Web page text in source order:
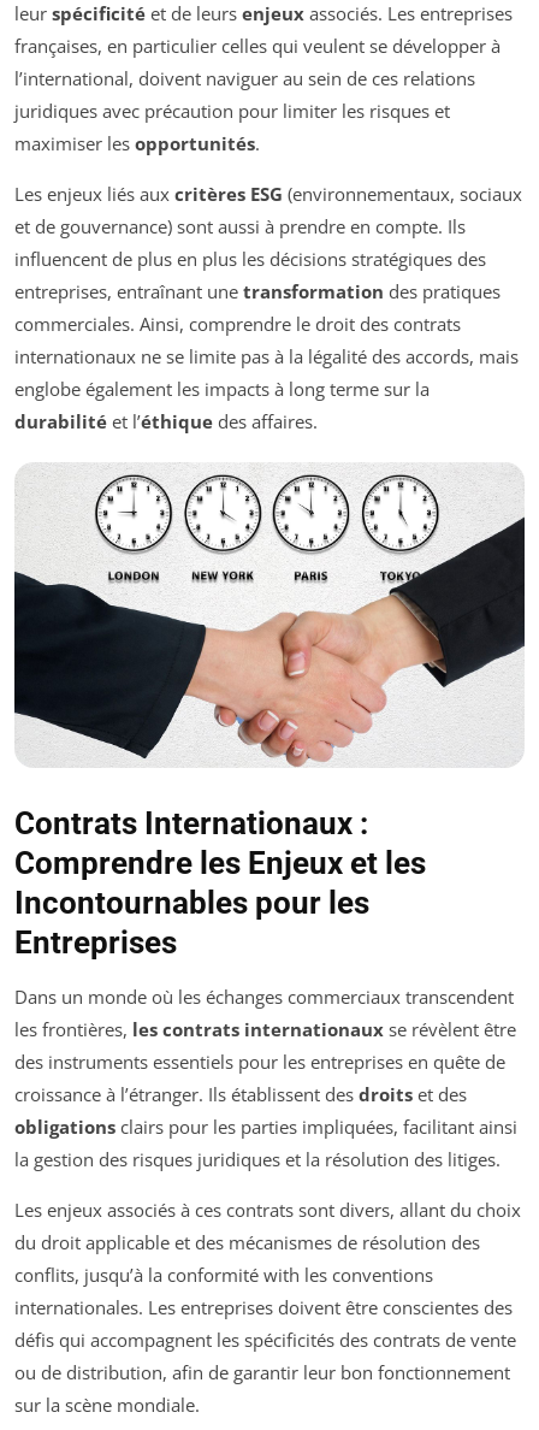
leur spécificité et de leurs enjeux associés. Les entreprises
françaises, en particulier celles qui veulent se développer à
l’international, doivent naviguer au sein de ces relations
juridiques avec précaution pour limiter les risques et
maximiser les opportunités.
Les enjeux liés aux critères ESG (environnementaux, sociaux
et de gouvernance) sont aussi à prendre en compte. Ils
influencent de plus en plus les décisions stratégiques des
entreprises, entraînant une transformation des pratiques
commerciales. Ainsi, comprendre le droit des contrats
internationaux ne se limite pas à la légalité des accords, mais
englobe également les impacts à long terme sur la
durabilité et l’éthique des affaires.
Contrats Internationaux :
Comprendre les Enjeux et les
Incontournables pour les
Entreprises
Dans un monde où les échanges commerciaux transcendent
les frontières, les contrats internationaux se révèlent être
des instruments essentiels pour les entreprises en quête de
croissance à l’étranger. Ils établissent des droits et des
obligations clairs pour les parties impliquées, facilitant ainsi
la gestion des risques juridiques et la résolution des litiges.
Les enjeux associés à ces contrats sont divers, allant du choix
du droit applicable et des mécanismes de résolution des
conflits, jusqu’à la conformité with les conventions
internationales. Les entreprises doivent être conscientes des
défis qui accompagnent les spécificités des contrats de vente
ou de distribution, afin de garantir leur bon fonctionnement
sur la scène mondiale.